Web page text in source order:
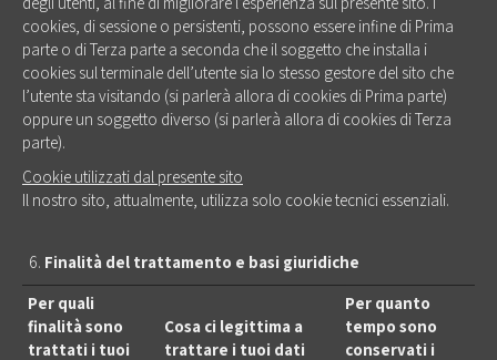
cookies, di sessione o persistenti, possono essere infine di Prima
parte o di Terza parte a seconda che il soggetto che installa i
cookies sul terminale dell’utente sia lo stesso gestore del sito che
l’utente sta visitando (si parlerà allora di cookies di Prima parte)
oppure un soggetto diverso (si parlerà allora di cookies di Terza
parte).
Cookie utilizzati dal presente sito
Il nostro sito, attualmente, utilizza solo cookie tecnici essenziali.
Finalità del trattamento e basi giuridiche
Per quali
finalità sono
trattati i tuoi
Cosa ci legittima a
trattare i tuoi dati
Per quanto
tempo sono
conservati i